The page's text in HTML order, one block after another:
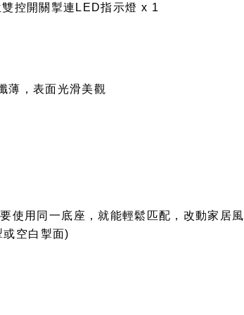
控開關掣連LED指示燈 x 1
薄，表面光滑美觀
使用同一底座，就能輕鬆匹配，改動家居
空白掣面)